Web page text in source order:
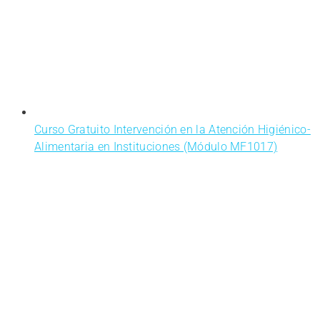
Curso Gratuito Intervención en la Atención Higiénico-
Alimentaria en Instituciones (Módulo MF1017)